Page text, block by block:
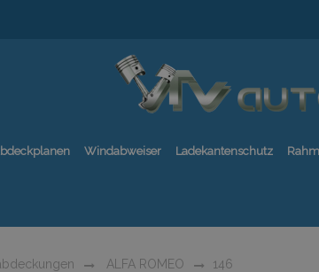
Windabweiser Ladekantenschutz
ALFA ROMEO 146